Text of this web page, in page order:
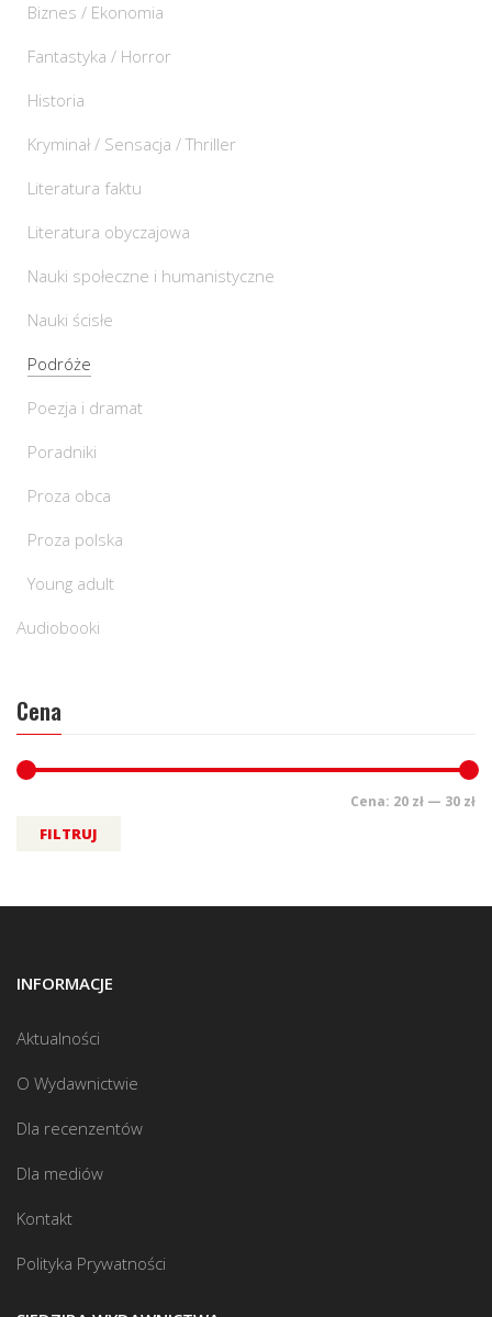
Biznes / Ekonomia
Fantastyka / Horror
Historia
Kryminał / Sensacja / Thriller
Literatura faktu
Literatura obyczajowa
Nauki społeczne i humanistyczne
Nauki ścisłe
Podróże
Poezja i dramat
Poradniki
Proza obca
Proza polska
Young adult
Audiobooki
Cena
FILTRUJ
Cena: 20 zł — 30 zł
INFORMACJE
Aktualności
O Wydawnictwie
Dla recenzentów
Dla mediów
Kontakt
Polityka Prywatności